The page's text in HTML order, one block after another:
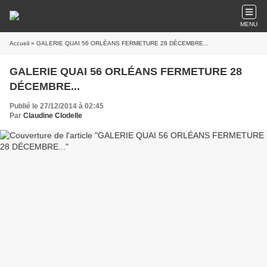
MENU
Accueil » GALERIE QUAI 56 ORLÉANS FERMETURE 28 DÉCEMBRE...
GALERIE QUAI 56 ORLÉANS FERMETURE 28
DÉCEMBRE...
Publié le 27/12/2014 à 02:45
Par Claudine Clodelle